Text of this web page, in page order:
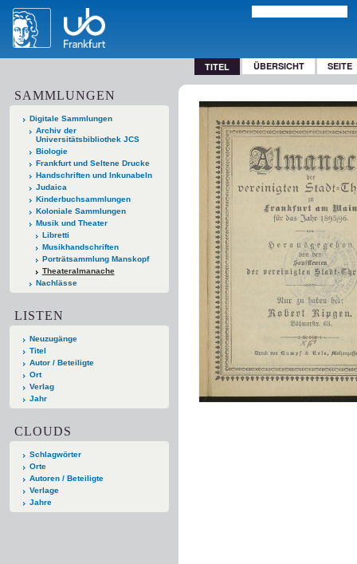
TITEL ÜBERSICHT SEITE
SAMMLUNGEN
Digitale Sammlungen
Archiv der
Universitätsbibliothek JCS
Biologie
Frankfurt und Seltene Drucke
Handschriften und Inkunabeln
Judaica
Kinderbuchsammlungen
Koloniale Sammlungen
Musik und Theater
Libretti
Musikhandschriften
Porträtsammlung Manskopf
Theateralmanache
Nachlässe
LISTEN
Neuzugänge
Titel
Autor / Beteiligte
Ort
Verlag
Jahr
CLOUDS
Schlagwörter
Orte
Autoren / Beteiligte
Verlage
Jahre